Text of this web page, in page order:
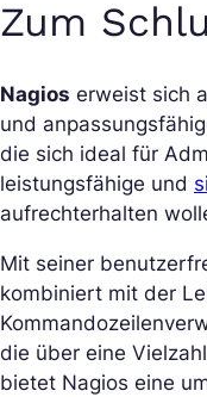
Zum
Nagios erweist sich
und
die sich ideal für
leistungsfähige und
aufrechterhalten
Mit seiner
kombiniert mit der
die über eine
bietet Nagios eine